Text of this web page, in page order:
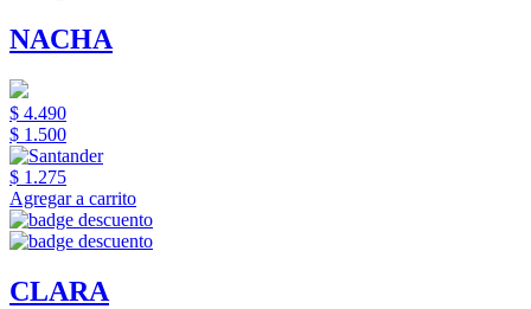
NACHA
$ 4.490
$ 1.500
$ 1.275
Agregar a carrito
CLARA